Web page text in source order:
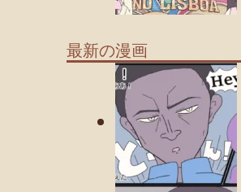
最新の漫画